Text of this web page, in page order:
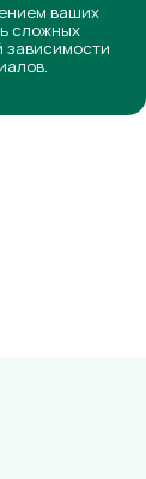
ваших
сложных
зависимости